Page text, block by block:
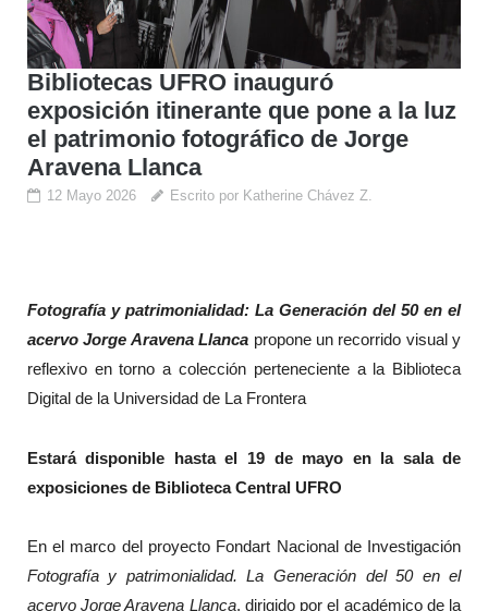
Bibliotecas UFRO inauguró
exposición itinerante que pone a la luz
el patrimonio fotográfico de Jorge
Aravena Llanca
12 Mayo 2026 Escrito por Katherine Chávez Z.
Fotografía y patrimonialidad: La Generación del 50 en el
acervo Jorge Aravena Llanca propone un recorrido visual y
reflexivo en torno a colección perteneciente a la Biblioteca
Digital de la Universidad de La Frontera
Estará disponible hasta el 19 de mayo en la sala de
exposiciones de Biblioteca Central UFRO
En el marco del proyecto Fondart Nacional de Investigación
Fotografía y patrimonialidad. La Generación del 50 en el
acervo Jorge Aravena Llanca, dirigido por el académico de la